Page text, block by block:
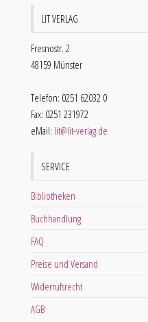
LIT VERLAG
Fresnostr. 2
48159 Münster
Telefon: 0251 62032 0
Fax: 0251 231972
eMail: lit@lit-verlag.de
SERVICE
Bibliotheken
Buchhandlung
FAQ
Preise und Versand
Widerrufsrecht
AGB